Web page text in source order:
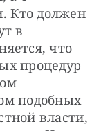
Кто должен
в
что
процедур
подобных
власти,